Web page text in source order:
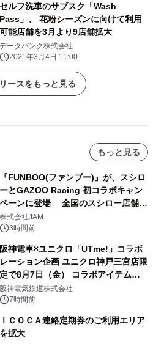
セルフ洗車のサブスク「Wash
Pass」、 花粉シーズンに向けて利用
可能店舗を3月より9店舗拡大
データバンク株式会社
2021年3月4日 11:00
ースをもっと見る
もっと見る
『FUNBOO(ファンブー)』が、スシロ
ーとGAZOO Racing 初コラボキャン
ペーンに登場 全国のスシロー店舗で
GR 4車種の FUNBOO(ミニカー)付き
メニューが展開されます
株式会社JAM
3時間前
阪神電車×ユニクロ「UTme!」コラボ
レーション企画 ユニクロ神戸三宮店限
定で8月7日（金） コラボアイテムが
発売決定！
阪神電気鉄道株式会社
7時間前
ＩＣＯＣＡ連絡定期券のご利用エリア
を拡大